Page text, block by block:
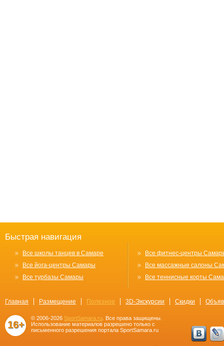
Быстрая навигация
Все школы танцев в Самаре
Все йога-центры Самары
Все турбазы Самары
Все фитнес-центры
Все массажные салоны
Все теннисные корты
Главная Размещение Полезное 3D-Экскурсии Скидки
16+
© 2006-2026 SportSamara.ru . Все права защищены.
Использование материалов разрешено только с
письменного разрешения портала SportSamara.ru